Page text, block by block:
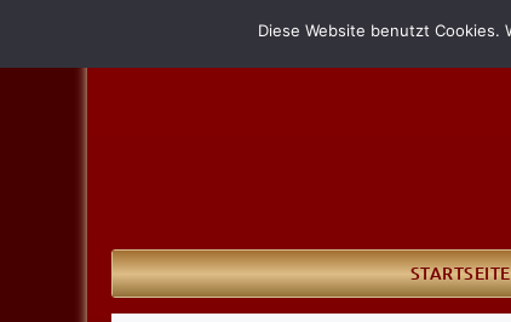
STARTSEITE
Diese Website benutzt Cookies.